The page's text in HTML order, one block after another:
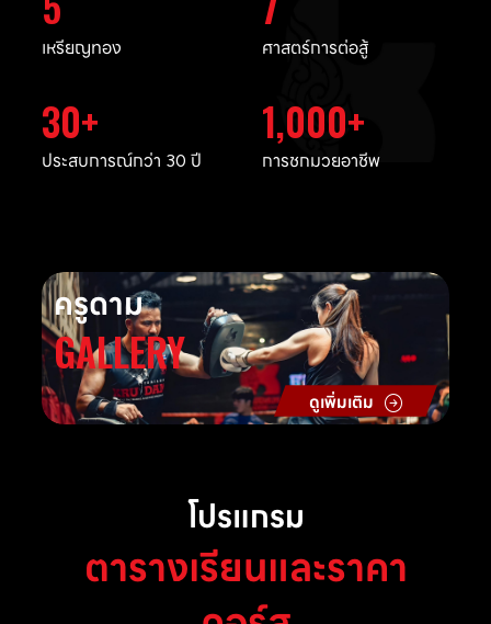
เหรียญทอง ศาสตร์การต่อสู้
30
ประสบการณ์กว่า 30 ปี
1,000
การชกมวยอาชีพ
ครูดาม
GALLERY
ดูเพิ่มเติม
โปรแกรม
ตารางเรียนและราคา